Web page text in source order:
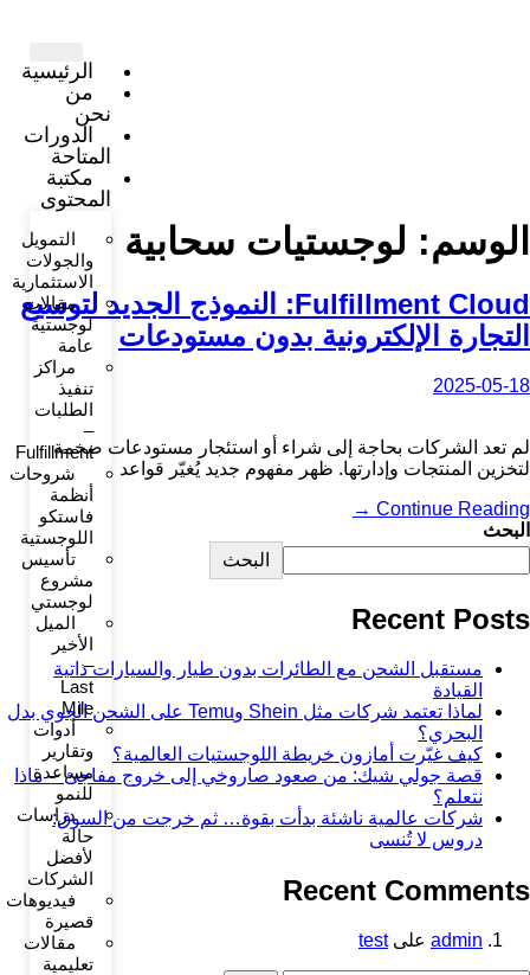
الرئيسية
من
نحن
الدورات
المتاحة
مكتبة
المحتوى
التمويل
والجولات
الاستثمارية
مقالات
لوجستية
عامة
مراكز
تنفيذ
الطلبات
–
Fulfillment
شروحات
أنظمة
فاستكو
اللوجستية
تأسيس
مشروع
لوجستي
الميل
الأخير
–
Last
Mile
أدوات
وتقارير
مساعدة
للنمو
دراسات
حالة
لأفضل
الشركات
فيديوهات
قصيرة
مقالات
تعليمية
لوجستيات سحابية
Fulfillment Cloud: النموذج الجديد لتوسيع
الإلكترونية بدون مستودعات
2025-05-
تعد الشركات بحاجة إلى شراء أو استئجار مستودعات ضخمة
المنتجات وإدارتها. ظهر مفهوم جديد يُغيّر قواعد
Continue Reading
البحث
Recent
مستقبل الشحن مع الطائرات بدون طيار والسيارات ذاتية
القيادة
لماذا تعتمد شركات مثل Shein وTemu على الشحن الجوي بدل
البحري؟
كيف غيّرت أمازون خريطة اللوجستيات العالمية؟
قصة جولي شيك: من صعود صاروخي إلى خروج مفاجئ – ماذا
نتعلم؟
شركات عالمية ناشئة بدأت بقوة… ثم خرجت من السوق:
دروس لا تُنسى
Recent
adminعلى test